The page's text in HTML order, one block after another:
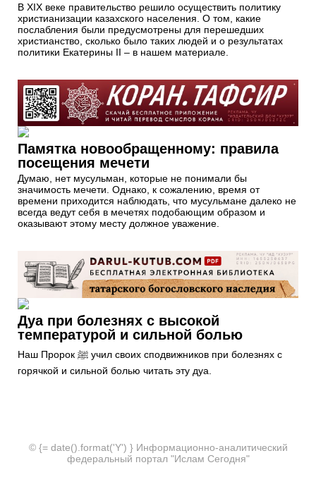
В XIX веке правительство решило осуществить политику
христианизации казахского населения. О том, какие
послабления были предусмотрены для перешедших
христианство, сколько было таких людей и о результатах
политики Екатерины II – в нашем материале.
Памятка новообращенному: правила
посещения мечети
Думаю, нет мусульман, которые не понимали бы
значимость мечети. Однако, к сожалению, время от
времени приходится наблюдать, что мусульмане далеко не
всегда ведут себя в мечетях подобающим образом и
оказывают этому месту должное уважение.
Дуа при болезнях с высокой
температурой и сильной болью
Наш Пророк ﷺ учил своих сподвижников при болезнях с
горячкой и сильной болью читать эту дуа.
© {= date().format('Y') } Информационно-аналитический
федеральный портал "Ислам Сегодня"